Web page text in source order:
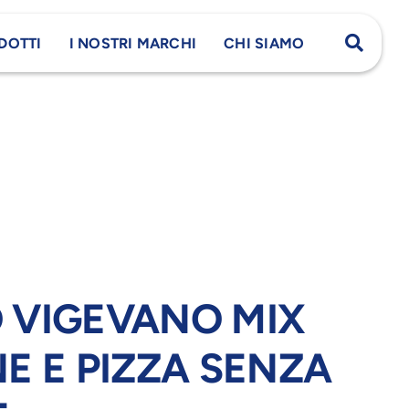
I NOSTRI MARCHI CHI SIAMO
MIX
E PIZZA SENZA